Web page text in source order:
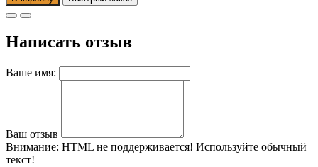
Написать отзыв
Ваше имя:
Ваш отзыв
Внимание: HTML не поддерживается! Используйте обычный
текст!